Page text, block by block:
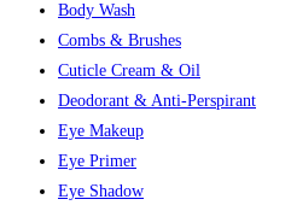
Body Wash
Combs & Brushes
Cuticle Cream & Oil
Deodorant & Anti-Perspirant
Eye Makeup
Eye Primer
Eye Shadow